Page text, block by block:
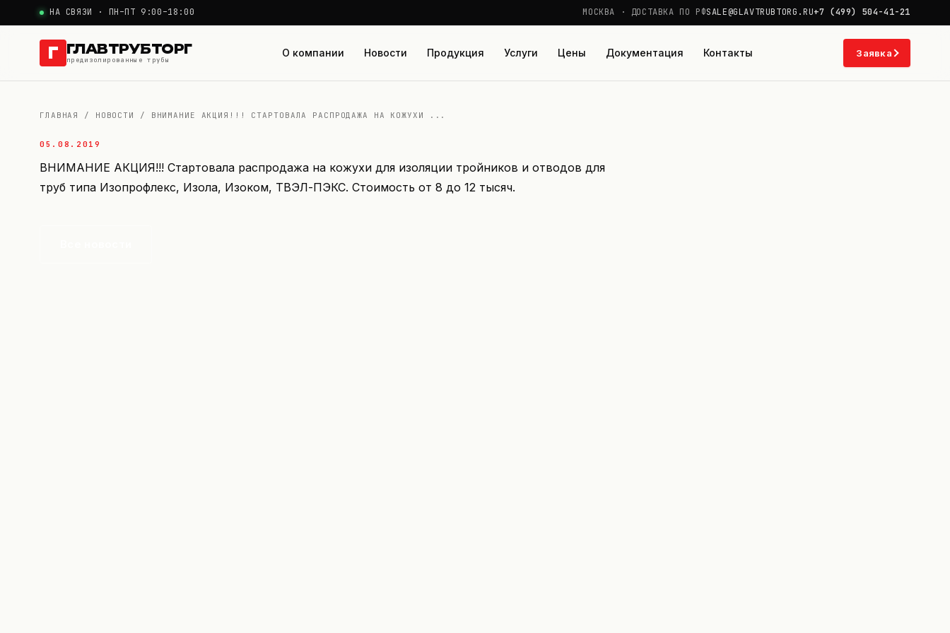
НА СВЯЗИ · ПН–ПТ 9:00–18:00 МОСКВА · ДОСТАВКА ПО РФSALE@GLAVTRUBTORG.RU+7 (499) 504-41-21
Г ГЛАВТРУБТОРГ
предизолированные трубы
О компании Новости Продукция Услуги Цены Документация Контакты Заявка
ГЛАВНАЯ / НОВОСТИ / ВНИМАНИЕ АКЦИЯ!!! СТАРТОВАЛА РАСПРОДАЖА НА КОЖУХИ ...
05.08.2019
ВНИМАНИЕ АКЦИЯ!!! Стартовала распродажа на кожухи для изоляции тройников и отводов для
труб типа Изопрофлекс, Изола, Изоком, ТВЭЛ-ПЭКС. Стоимость от 8 до 12 тысяч.